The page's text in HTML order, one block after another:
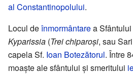
al Constantinopolului.
Locul deînmormântarea
Kyparissia (Trei chiparoși, sau
capela Sf. Ioan Botezătorul. Între
moaște ale sfântului și smeritului